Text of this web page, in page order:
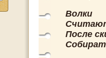
Волки
После